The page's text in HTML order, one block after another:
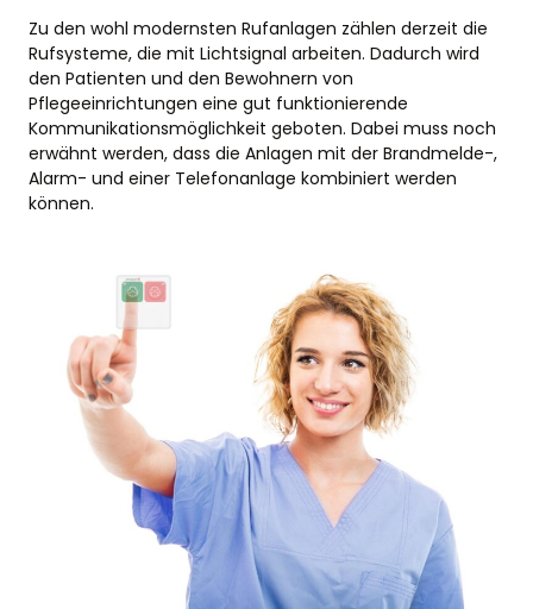
Zu den wohl modernsten Rufanlagen zählen derzeit die
Rufsysteme, die mit Lichtsignal arbeiten. Dadurch wird
den Patienten und den Bewohnern von
Pflegeeinrichtungen eine gut funktionierende
Kommunikationsmöglichkeit geboten. Dabei muss noch
erwähnt werden, dass die Anlagen mit der Brandmelde-,
Alarm- und einer Telefonanlage kombiniert werden
können.